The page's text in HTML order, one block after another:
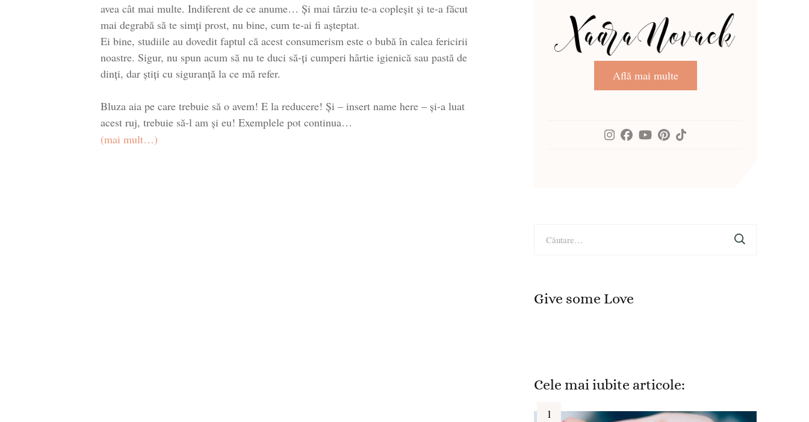
avea cât mai multe. Indiferent de ce anume… Și mai târziu te-a copleșit și te-a făcut
mai degrabă să te simți prost, nu bine, cum te-ai fi așteptat.
Ei bine, studiile au dovedit faptul că acest consumerism este o bubă în calea fericirii
noastre. Sigur, nu spun acum să nu te duci să-ți cumperi hârtie igienică sau pastă de
dinți, dar știți cu siguranță la ce mă refer.
Bluza aia pe care trebuie să o avem! E la reducere! Și – insert name here – și-a luat
acest ruj, trebuie să-l am și eu! Exemplele pot continua…
(mai mult…)
Află mai multe
după:
Give some Love
Cele mai iubite articole: